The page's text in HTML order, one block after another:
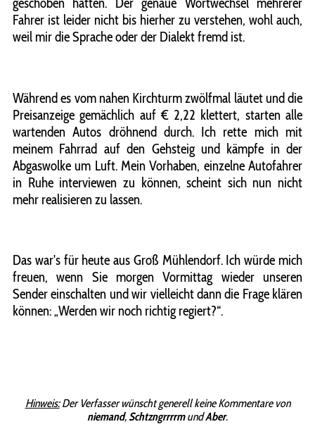
Fahrer ist leider nicht bis hierher zu verstehen, wohl auch,
weil mir die Sprache oder der Dialekt fremd ist.
Während es vom nahen Kirchturm zwölfmal läutet und die
Preisanzeige gemächlich auf € 2,22 klettert, starten alle
wartenden Autos dröhnend durch. Ich rette mich mit
meinem Fahrrad auf den Gehsteig und kämpfe in der
Abgaswolke um Luft. Mein Vorhaben, einzelne Autofahrer
in Ruhe interviewen zu können, scheint sich nun nicht
mehr realisieren zu lassen.
Das war's für heute aus Groß Mühlendorf. Ich würde mich
freuen, wenn Sie morgen Vormittag wieder unseren
Sender einschalten und wir vielleicht dann die Frage klären
können: „Werden wir noch richtig regiert?“.
Hinweis:Der Verfasser wünscht generell keine Kommentare von
niemand, SchtzngrrrrmundAber.